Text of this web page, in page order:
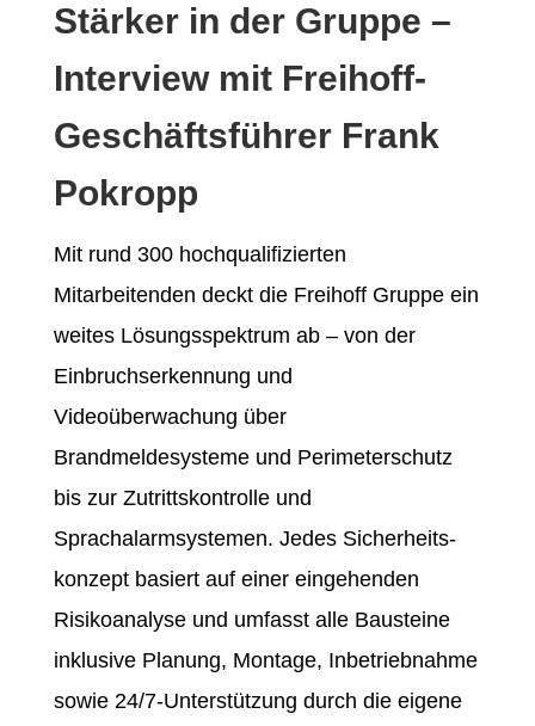
Stärker in der Gruppe –
Interview mit Freihoff-
Geschäftsführer Frank
Pokropp
Mit rund 300 hochqualifizierten
Mitarbeitenden deckt die Freihoff Gruppe ein
weites Lösungsspektrum ab – von der
Einbruchserkennung und
Videoüberwachung über
Brandmeldesysteme und Perimeterschutz
bis zur Zutrittskontrolle und
Sprachalarmsystemen. Jedes Sicherheits­
konzept basiert auf einer eingehenden
Risikoanalyse und umfasst alle Bausteine
inklusive Planung, Montage, Inbetriebnahme
sowie 24/7-Unterstützung durch die eigene